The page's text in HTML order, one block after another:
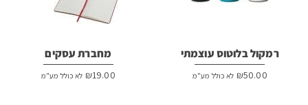
רמקול בלוטוס עוצמתי
₪50.00 לא כולל מע"מ
מחברת עסקים
₪19.00 לא כולל מע"מ